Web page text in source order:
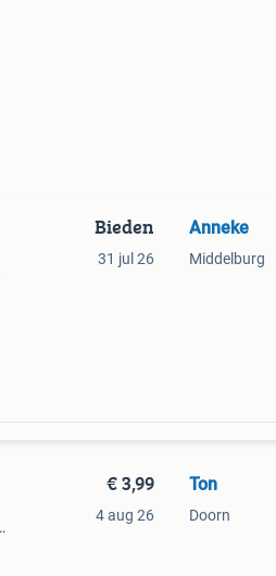
Bieden
31 jul 26
Anneke
Middelburg
€ 3,99
4 aug 26
Ton
Doorn